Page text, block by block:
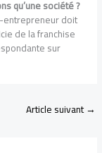
qu’une société ?
entrepreneur doit
de la franchise
sur
Article suivant→